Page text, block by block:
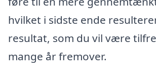
hvilket i sidste ende
resultat, som du vil være
mange år fremover.